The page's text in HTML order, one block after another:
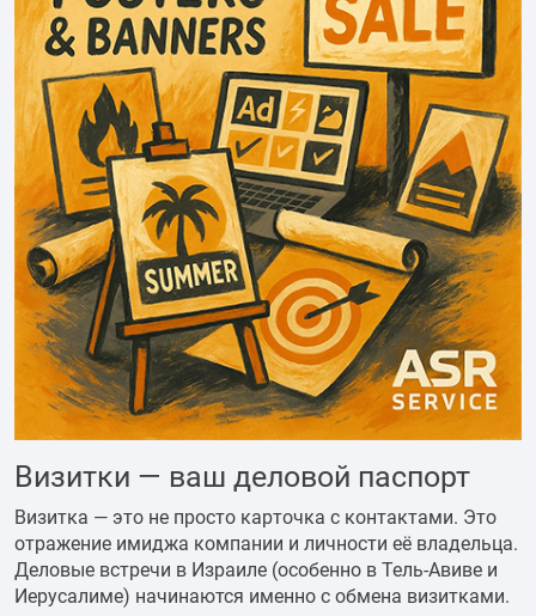
Визитки — ваш деловой паспорт
Визитка — это не просто карточка с контактами. Это
отражение имиджа компании и личности её владельца.
Деловые встречи в Израиле (особенно в Тель-Авиве и
Иерусалиме) начинаются именно с обмена визитками.